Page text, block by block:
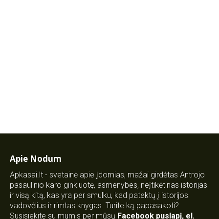
Apie Nodum
Apkasai.lt - svetainė apie įdomias, mažai girdėtas Antrojo
pasaulinio karo ginkluotę, asmenybes, neįtikėtinas istorijas
ir visą kitą, kas yra per smulku, kad patektų į istorijos
vadovėlius ir rimtas knygas. Turite ką papasakoti?
Susisiekite su mumis per mūsų Facebook puslapį, el.